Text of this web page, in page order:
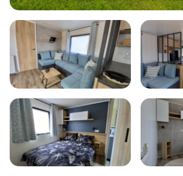
6 2 3 48m2